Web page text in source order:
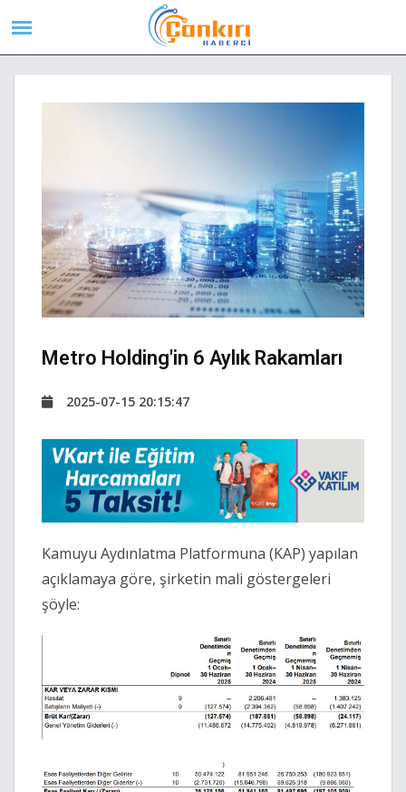
Metro Holding'in 6 Aylık Rakamları
2025-07-15 20:15:47
Kamuyu Aydınlatma Platformuna (KAP) yapılan
açıklamaya göre, şirketin mali göstergeleri
şöyle: